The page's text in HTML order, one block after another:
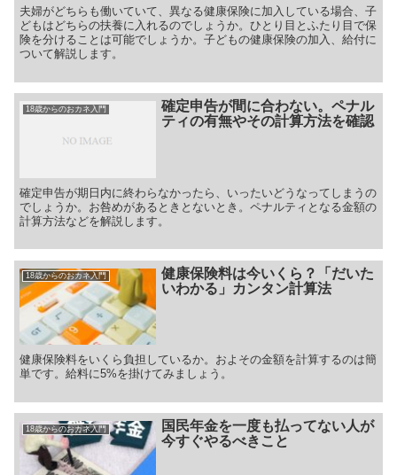
夫婦がどちらも働いていて、異なる健康保険に加入している場合、子
どもはどちらの扶養に入れるのでしょうか。ひとり目とふたり目で保
険を分けることは可能でしょうか。子どもの健康保険の加入、給付に
ついて解説します。
18歳からのおカネ入門
確定申告が間に合わない。ペナル
ティの有無やその計算方法を確認
確定申告が期日内に終わらなかったら、いったいどうなってしまうの
でしょうか。お咎めがあるときとないとき。ペナルティとなる金額の
計算方法などを解説します。
18歳からのおカネ入門
健康保険料は今いくら？「だいた
いわかる」カンタン計算法
健康保険料をいくら負担しているか。およその金額を計算するのは簡
単です。給料に5%を掛けてみましょう。
18歳からのおカネ入門
国民年金を一度も払ってない人が
今すぐやるべきこと